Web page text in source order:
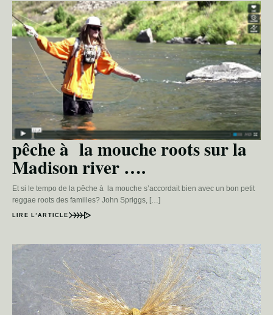
pêche à la mouche roots sur la
Madison river ….
Et si le tempo de la pêche à la mouche s’accordait bien avec un bon petit
reggae roots des familles? John Spriggs, […]
LIRE L’ARTICLE